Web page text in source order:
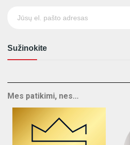
Sužinokite
Mes patikimi, nes...